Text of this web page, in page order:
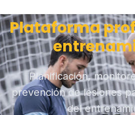
Plataforma
Planificación,
prevención de lesiones
del